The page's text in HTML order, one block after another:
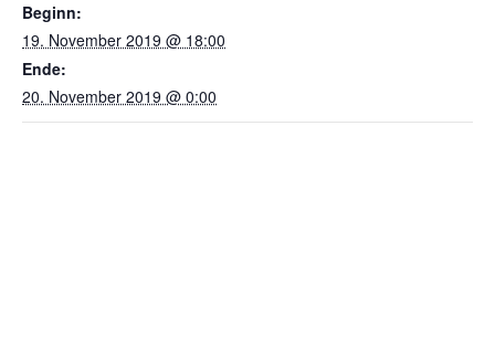
Beginn:
19. November 2019 @ 18:00
Ende:
20. November 2019 @ 0:00